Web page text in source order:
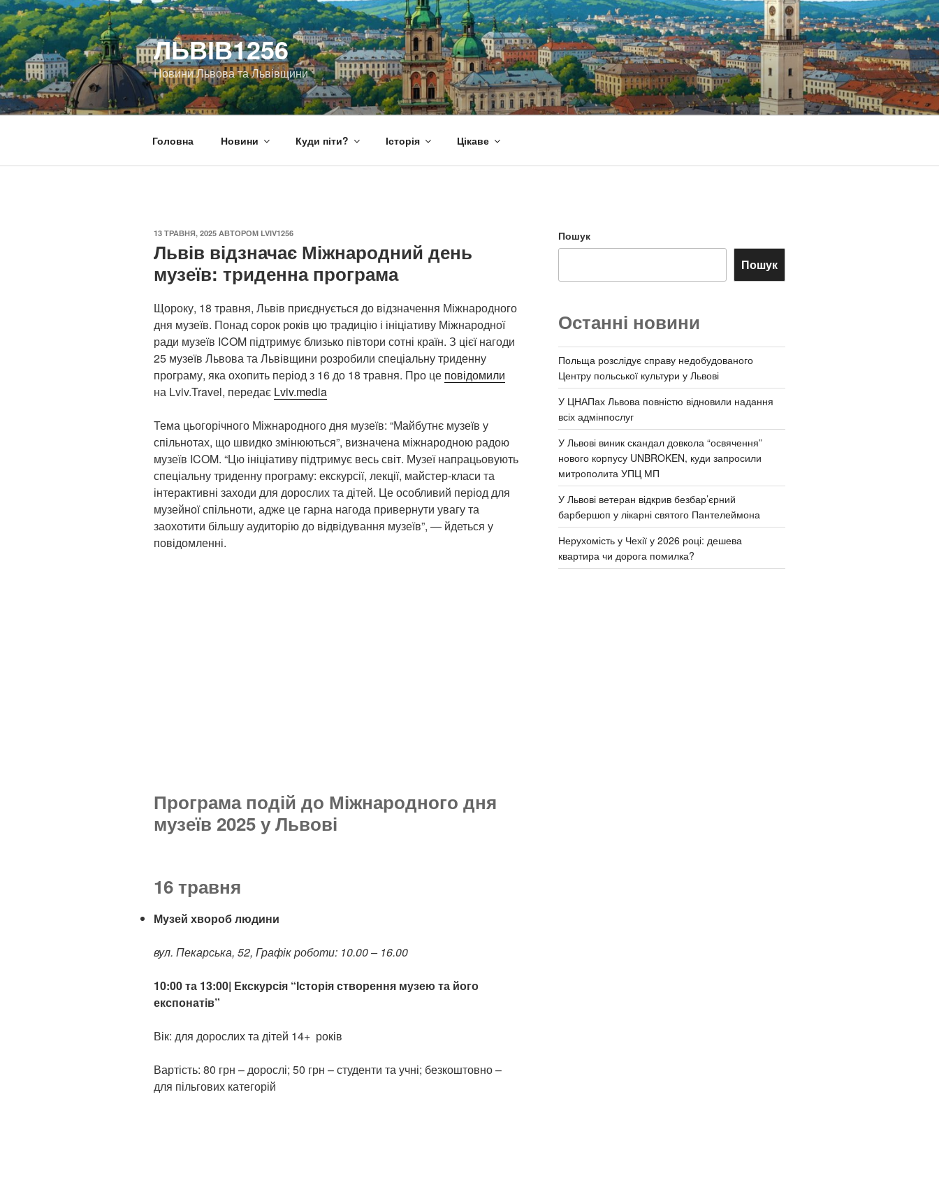
Перейти
до
вмісту
ЛЬВІВ1256
Новини Львова та Львівщини
Головна Новини Куди піти? Історія Цікаве
ОПУБЛІКОВАНО
13 ТРАВНЯ, 2025 АВТОРОМ LVIV1256
Львів відзначає Міжнародний день
музеїв: триденна програма
Щороку, 18 травня, Львів приєднується до відзначення Міжнародного
дня музеїв. Понад сорок років цю традицію і ініціативу Міжнародної
ради музеїв ICOM підтримує близько півтори сотні країн. З цієї нагоди
25 музеїв Львова та Львівщини розробили спеціальну триденну
програму, яка охопить період з 16 до 18 травня. Про це повідомили
на Lviv.Travel, передає Lviv.media
Тема цьогорічного Міжнародного дня музеїв: “Майбутнє музеїв у
спільнотах, що швидко змінюються”, визначена міжнародною радою
музеїв ICOM. “Цю ініціативу підтримує весь світ. Музеї напрацьовують
спеціальну триденну програму: екскурсії, лекції, майстер-класи та
інтерактивні заходи для дорослих та дітей. Це особливий період для
музейної спільноти, адже це гарна нагода привернути увагу та
заохотити більшу аудиторію до відвідування музеїв”, — йдеться у
повідомленні.
Програма подій до Міжнародного дня
музеїв 2025 у Львові
16 травня
Музей хвороб людини
вул. Пекарська, 52, Графік роботи: 10.00 – 16.00
10:00 та 13:00| Екскурсія “Історія створення музею та його
експонатів”
Вік: для дорослих та дітей 14+ років
Вартість: 80 грн – дорослі; 50 грн – студенти та учні; безкоштовно –
для пільгових категорій
Пошук
Пошук
Останні новини
Польща розслідує справу недобудованого
Центру польської культури у Львові
У ЦНАПах Львова повністю відновили надання
всіх адмінпослуг
У Львові виник скандал довкола “освячення”
нового корпусу UNBROKEN, куди запросили
митрополита УПЦ МП
У Львові ветеран відкрив безбар’єрний
барбершоп у лікарні святого Пантелеймона
Нерухомість у Чехії у 2026 році: дешева
квартира чи дорога помилка?